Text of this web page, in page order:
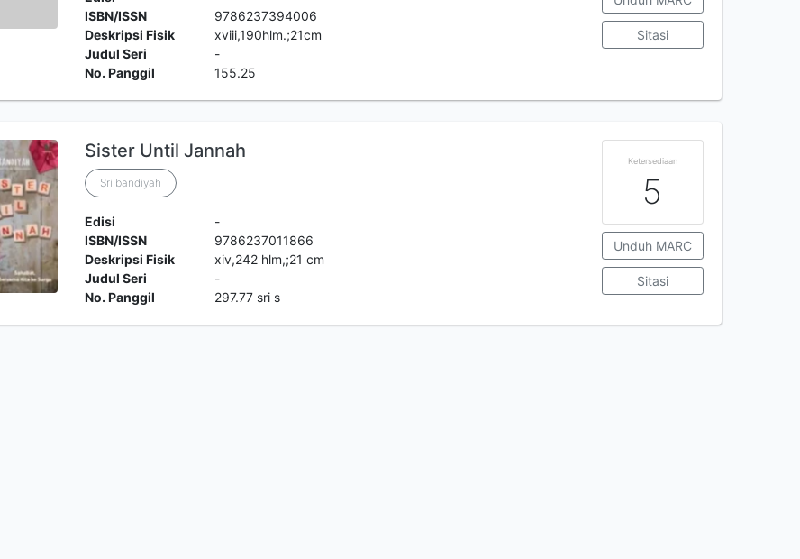
ISBN/ISSN
9786237394006
Deskripsi Fisik
xviii,190hlm.;21cm
Judul Seri
-
No. Panggil
155.25
Sitasi
Sister Until Jannah
Sri bandiyah
Edisi
-
ISBN/ISSN
9786237011866
Deskripsi Fisik
xiv,242 hlm,;21 cm
Judul Seri
-
No. Panggil
297.77 sri s
Ketersediaan
5
Unduh MARC
Sitasi